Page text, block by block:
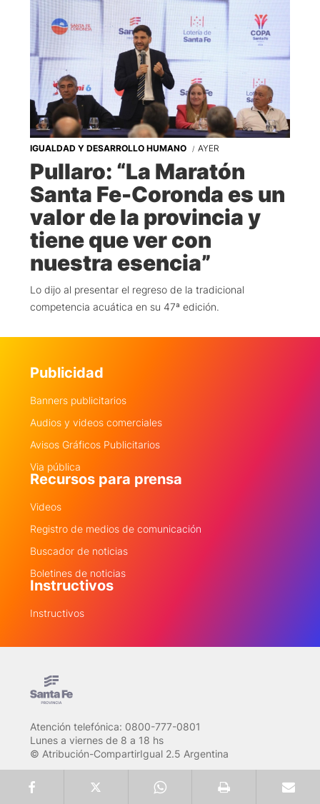
IGUALDAD Y DESARROLLO HUMANO AYER
Pullaro: “La Maratón
Santa Fe-Coronda es un
valor de la provincia y
tiene que ver con
nuestra esencia”
Lo dijo al presentar el regreso de la tradicional
competencia acuática en su 47ª edición.
Publicidad
Banners publicitarios
Audios y videos comerciales
Avisos Gráficos Publicitarios
Via pública
Recursos para prensa
Videos
Registro de medios de comunicación
Buscador de noticias
Boletines de noticias
Instructivos
Instructivos
Atención telefónica: 0800-777-0801
Lunes a viernes de 8 a 18 hs
© Atribución-CompartirIgual 2.5 Argentina